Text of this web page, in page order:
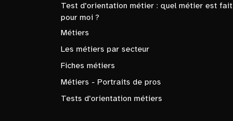
Test d'orientation métier : quel métier est fait
pour moi ?
Métiers
Les métiers par secteur
Fiches métiers
Métiers - Portraits de pros
Tests d'orientation métiers